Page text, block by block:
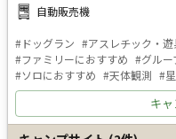
自動販売機
#ドッグラン #アスレチック・遊
#ファミリーにおすすめ #グル
#ソロにおすすめ #天体観測 #
キ